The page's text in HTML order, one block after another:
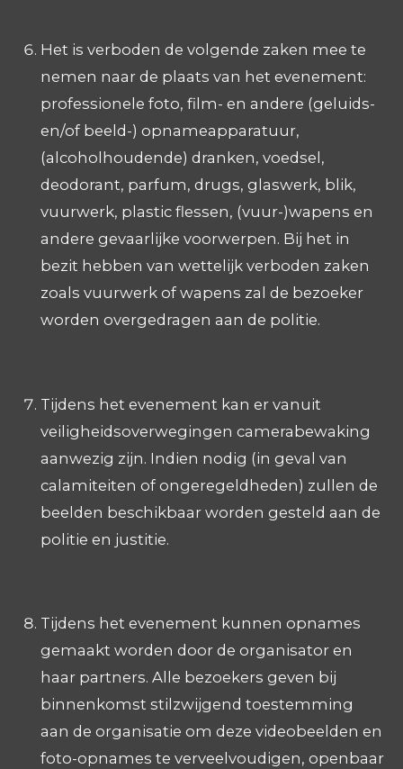
Het is verboden de volgende zaken mee te
nemen naar de plaats van het evenement:
professionele foto, film- en andere (geluids-
en/of beeld-) opnameapparatuur,
(alcoholhoudende) dranken, voedsel,
deodorant, parfum, drugs, glaswerk, blik,
vuurwerk, plastic flessen, (vuur-)wapens en
andere gevaarlijke voorwerpen. Bij het in
bezit hebben van wettelijk verboden zaken
zoals vuurwerk of wapens zal de bezoeker
worden overgedragen aan de politie.
Tijdens het evenement kan er vanuit
veiligheidsoverwegingen camerabewaking
aanwezig zijn. Indien nodig (in geval van
calamiteiten of ongeregeldheden) zullen de
beelden beschikbaar worden gesteld aan de
politie en justitie.
Tijdens het evenement kunnen opnames
gemaakt worden door de organisator en
haar partners. Alle bezoekers geven bij
binnenkomst stilzwijgend toestemming
aan de organisatie om deze videobeelden en
foto-opnames te verveelvoudigen, openbaar